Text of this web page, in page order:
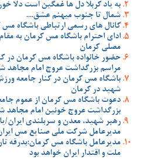
به یاد کربلا دل ها غمگین است دلا
شمال تا جنوب میهنم عشق....
کانال های رسمی ارتباطی باشگاه
ادای احترام باشگاه مس کرمان به
مصلی کرمان
حضور خانواده باشگاه مس کرمان در
مراسم بزرگداشت عروج امام مجاهد
باشگاه مس کرمان در کنار جامعه
شهید در کرمان
دعوت باشگاه مس کرمان از عموم
بزرگداشت عروج خونین امام مجاهد
رهبر شهید، معدن و سربلندی
مدیرعامل شرکت ملی صنایع مس
مدیرعامل باشگاه مس کرمان:بدرقه
ملت و اقتدار ایران خواهد بود